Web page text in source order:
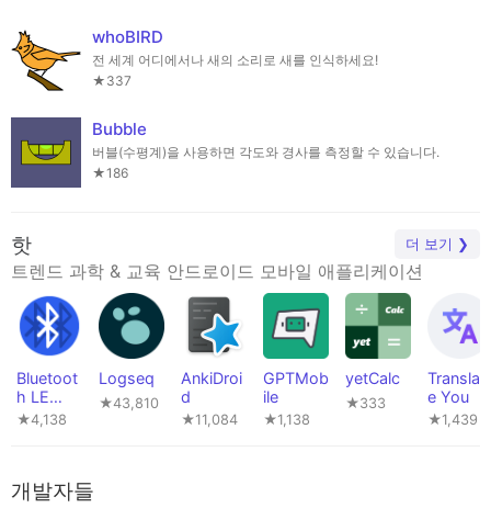
whoBIRD
전 세계 어디에서나 새의 소리로 새를 인식하세요!
★337
Bubble
버블(수평계)을 사용하면 각도와 경사를 측정할 수 있습니다.
★186
핫 더 보기 ❯
트렌드 과학 & 교육 안드로이드 모바일 애플리케이션
Bluetoot
h LE
Spam
★4,138
Logseq
★43,810
AnkiDroi
d
★11,084
GPTMob
ile
★1,138
yetCalc
★333
Translat
e You
★1,439
개발자들